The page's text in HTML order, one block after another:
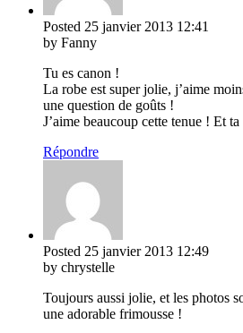
Posted 25 janvier 2013 12:41
by Fanny
Tu es canon !
La robe est super jolie, j’aime
une question de goûts !
J’aime beaucoup cette tenue ! Et
Répondre
Posted 25 janvier 2013 12:49
by chrystelle
Toujours aussi jolie, et les photos
une adorable frimousse !